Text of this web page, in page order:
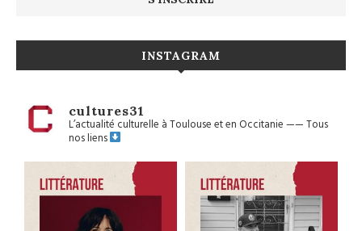
INSTAGRAM
cultures31
L’actualité culturelle à Toulouse et en Occitanie——Tous
nos liens